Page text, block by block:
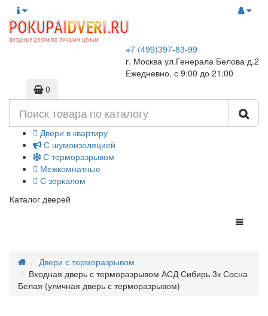
+7 (499)397-83-99
г. Москва ул.Генерала Белова д.2
Ежедневно, с 9:00 до 21:00
0
Двери в квартиру
С шумоизоляцией
С терморазрывом
Межкомнатные
С зеркалом
Каталог дверей
Двери с терморазрывом
Входная дверь с терморазрывом АСД Сибирь 3к Сосна
Белая (уличная дверь с терморазрывом)